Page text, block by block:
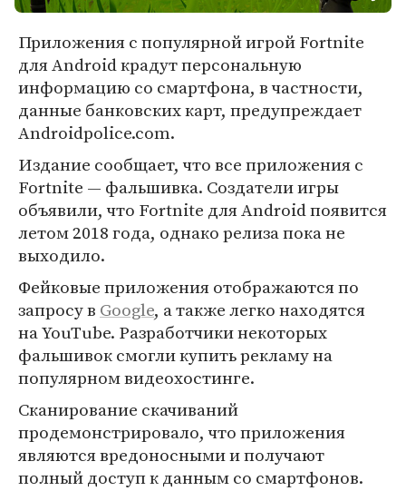
Приложения с популярной игрой Fortnite
для Android крадут персональную
информацию со смартфона, в частности,
данные банковских карт, предупреждает
Androidpolice.com.
Издание сообщает, что все приложения с
Fortnite — фальшивка. Создатели игры
объявили, что Fortnite для Android появится
летом 2018 года, однако релиза пока не
выходило.
Фейковые приложения отображаются по
запросу в Google, а также легко находятся
на YouTube. Разработчики некоторых
фальшивок смогли купить рекламу на
популярном видеохостинге.
Сканирование скачиваний
продемонстрировало, что приложения
являются вредоносными и получают
полный доступ к данным со смартфонов.